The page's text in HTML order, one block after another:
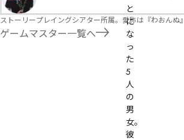
と
に
な
っ
た
5
人
の
男
女。
彼
ストーリープレイングシアター所属。愛称は『わおん
ゲームマスター一覧へ